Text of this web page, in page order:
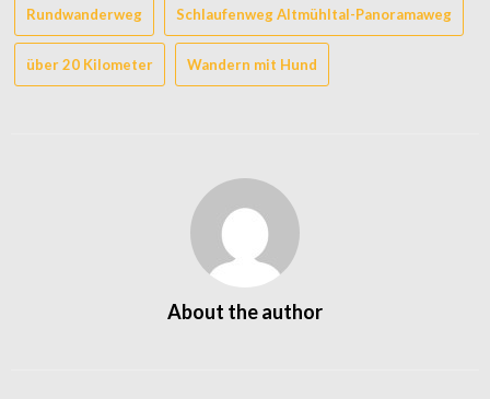
Rundwanderweg Schlaufenweg Altmühltal-Panoramaweg
über 20 Kilometer Wandern mit Hund
About the author